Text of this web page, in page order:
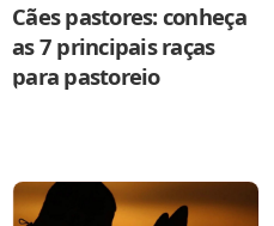
Cães pastores: conheça
as 7 principais raças
para pastoreio